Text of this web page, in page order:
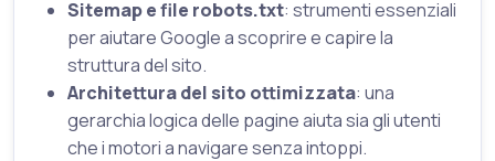
Sitemap e file robots.txt: strumenti essenziali
per aiutare Google a scoprire e capire la
struttura del sito.
Architettura del sito ottimizzata: una
gerarchia logica delle pagine aiuta sia gli utenti
che i motori a navigare senza intoppi.